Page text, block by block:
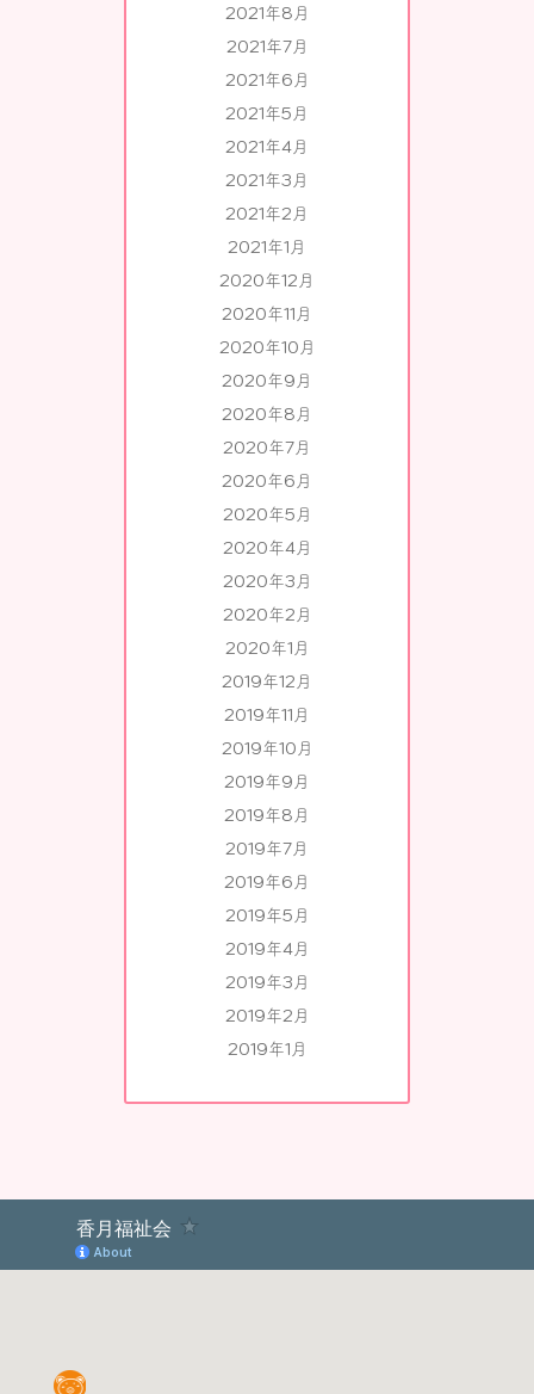
2021年8月
2021年7月
2021年6月
2021年5月
2021年4月
2021年3月
2021年2月
2021年1月
2020年12月
2020年11月
2020年10月
2020年9月
2020年8月
2020年7月
2020年6月
2020年5月
2020年4月
2020年3月
2020年2月
2020年1月
2019年12月
2019年11月
2019年10月
2019年9月
2019年8月
2019年7月
2019年6月
2019年5月
2019年4月
2019年3月
2019年2月
2019年1月